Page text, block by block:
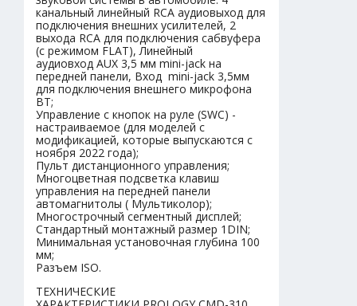
канальный линейный RCA аудиовыход для
подключения внешних усилителей, 2
выхода RCA для подключения сабвуфера
(с режимом FLAT), Линейный
аудиовход AUX 3,5 мм mini-jack на
передней панели, Вход mini-jack 3,5мм
для подключения внешнего микрофона
BT;
Управление с кнопок на руле (SWC) -
настраиваемое (для моделей с
модификацией, которые выпускаются с
ноября 2022 года);
Пульт дистанционного управления;
Многоцветная подсветка клавиш
управления на передней панели
автомагнитолы ( Мультиколор);
Многострочный сегментный дисплей;
Стандартный монтажный размер 1DIN;
Минимальная установочная глубина 100
мм;
Разъем ISO.
ТЕХНИЧЕСКИЕ